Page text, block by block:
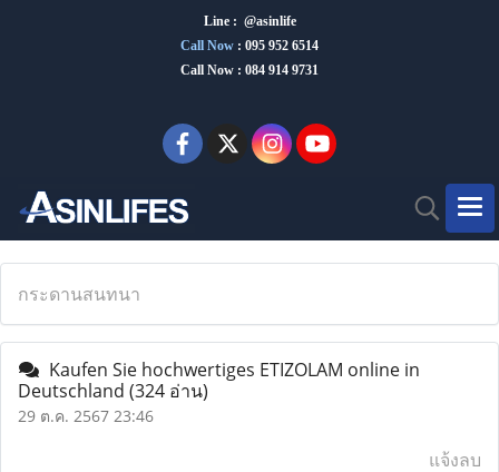
Line : @asinlife
Call Now : 095 952 6514
Call Now : 084 914 9731
กระดานสนทนา
Kaufen Sie hochwertiges ETIZOLAM online in
Deutschland (324 อ่าน)
29 ต.ค. 2567 23:46
แจ้งลบ